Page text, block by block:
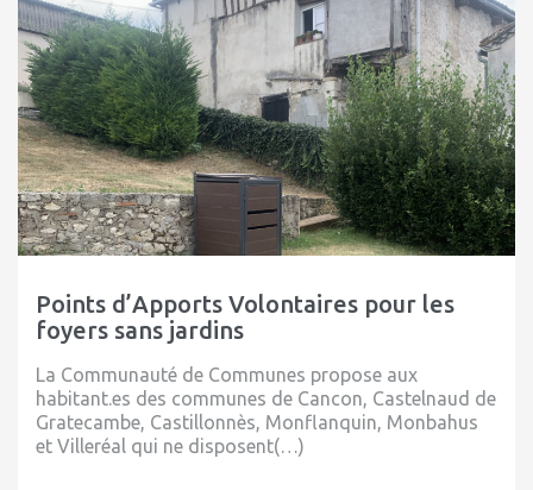
Points d’Apports Volontaires pour les
foyers sans jardins
La Communauté de Communes propose aux
habitant.es des communes de Cancon, Castelnaud de
Gratecambe, Castillonnès, Monflanquin, Monbahus
et Villeréal qui ne disposent(…)